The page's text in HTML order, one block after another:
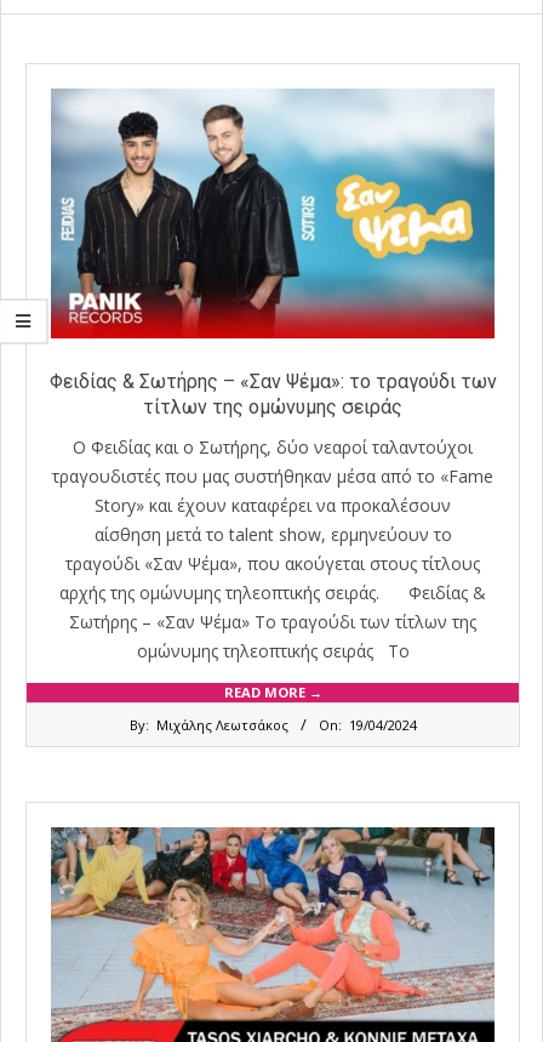
Φειδίας & Σωτήρης – «Σαν Ψέμα»: το τραγούδι των
τίτλων της ομώνυμης σειράς
Ο Φειδίας και ο Σωτήρης, δύο νεαροί ταλαντούχοι
τραγουδιστές που μας συστήθηκαν μέσα από το «Fame
Story» και έχουν καταφέρει να προκαλέσουν
αίσθηση μετά το talent show, ερμηνεύουν το
τραγούδι «Σαν Ψέμα», που ακούγεται στους τίτλους
αρχής της ομώνυμης τηλεοπτικής σειράς. Φειδίας &
Σωτήρης – «Σαν Ψέμα» Το τραγούδι των τίτλων της
ομώνυμης τηλεοπτικής σειράς Το
READ MORE →
By: Μιχάλης Λεωτσάκος On: 19/04/2024